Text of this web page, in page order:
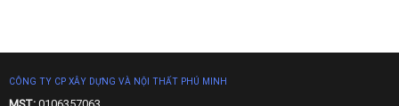
CÔNG TY CP XÂY DỰNG VÀ NỘI THẤT PHÚ MINH